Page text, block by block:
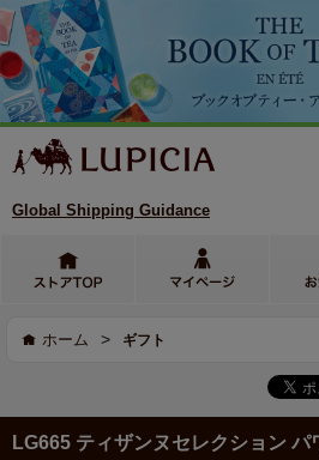
Global Shipping Guidance
ホーム > ギフト
LG665 ティザンヌセレクション パ